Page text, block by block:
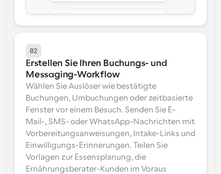
02
Erstellen Sie Ihren Buchungs- und
Messaging-Workflow
Wählen Sie Auslöser wie bestätigte
Buchungen, Umbuchungen oder zeitbasierte
Fenster vor einem Besuch. Senden Sie E-
Mail-, SMS- oder WhatsApp-Nachrichten mit
Vorbereitungsanweisungen, Intake-Links und
Einwilligungs-Erinnerungen. Teilen Sie
Vorlagen zur Essensplanung, die
Ernährungsberater-Kunden im Voraus